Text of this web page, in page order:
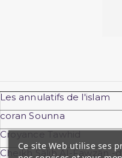
Les annulatifs de l'islam
coran Sounna
Croyance Tawhid
Cheikh Sâlih Al-Fawzân
Ce site Web utilise ses